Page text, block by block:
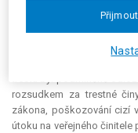
Ze spisů vyplynulo,
trestním příkazem pro
rozsudkem za trestné
zákona, poškozování cizí
útoku na veřejného